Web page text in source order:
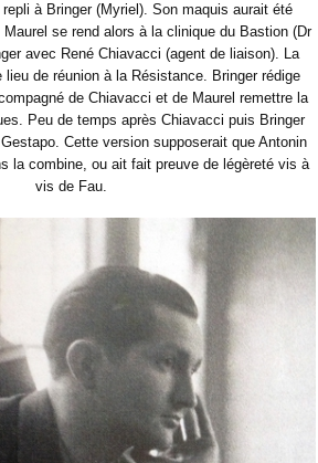
à Bringer (Myriel). Son maquis aurait été
se rend alors à la clinique du Bastion (Dr
avec René Chiavacci (agent de liaison). La
de réunion à la Résistance. Bringer rédige
de Chiavacci et de Maurel remettre la
Peu de temps après Chiavacci puis Bringer
Cette version supposerait que Antonin
la combine, ou ait fait preuve de légèreté vis à
vis de Fau.